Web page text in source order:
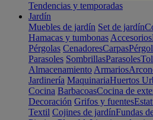
Tendencias y temporadas
Jardín
Muebles de jardín Set de jardín
Hamacas y tumbonas Accesorios
Pérgolas CenadoresCarpas
Parasoles SombrillasParasoles
Almacenamiento Armarios
Jardinería MaquinariaHuertos
Cocina BarbacoasCocina de
Decoración Grifos y fuentes
Textil Cojines de jardínFundas